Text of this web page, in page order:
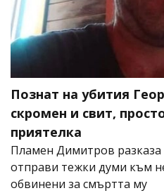
Познат на убития
скромен и свит,
приятелка
Пламен Димитров
отправи тежки думи към
обвинени за смъртта му